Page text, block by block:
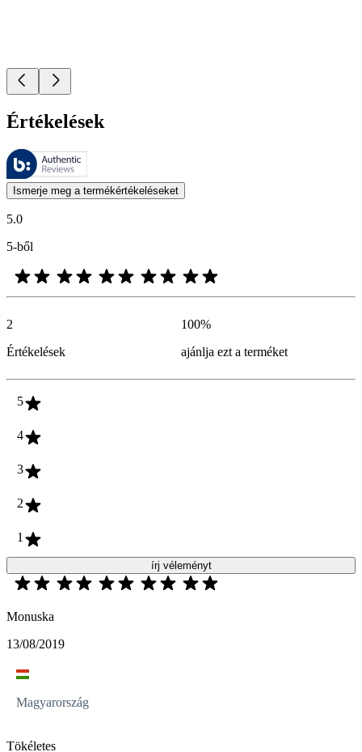
Értékelések
Ezeket az értékeléseket a Bazaarvoice kezeli, és megfelelnek a
A termékbesorolás és csillagos besorolás formájában kifejezett
Ismerje meg a termékértékeléseket
5.0
5-ből
2
Értékelések
100%
ajánlja ezt a terméket
5
4
3
2
1
írj véleményt
Monuska
13/08/2019
Magyarország
Tökéletes